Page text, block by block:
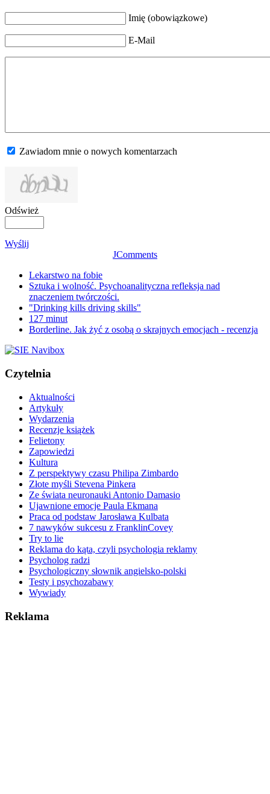
Imię (obowiązkowe)
E-Mail
Zawiadom mnie o nowych komentarzach
Odśwież
Wyślij
JComments
Lekarstwo na fobie
Sztuka i wolność. Psychoanalityczna refleksja nad
znaczeniem twórczości.
"Drinking kills driving skills"
127 minut
Borderline. Jak żyć z osobą o skrajnych emocjach - recenzja
Czytelnia
Aktualności
Artykuły
Wydarzenia
Recenzje książek
Felietony
Zapowiedzi
Kultura
Z perspektywy czasu Philipa Zimbardo
Złote myśli Stevena Pinkera
Ze świata neuronauki Antonio Damasio
Ujawnione emocje Paula Ekmana
Praca od podstaw Jarosława Kulbata
7 nawyków sukcesu z FranklinCovey
Try to lie
Reklama do kąta, czyli psychologia reklamy
Psycholog radzi
Psychologiczny słownik angielsko-polski
Testy i psychozabawy
Wywiady
Reklama